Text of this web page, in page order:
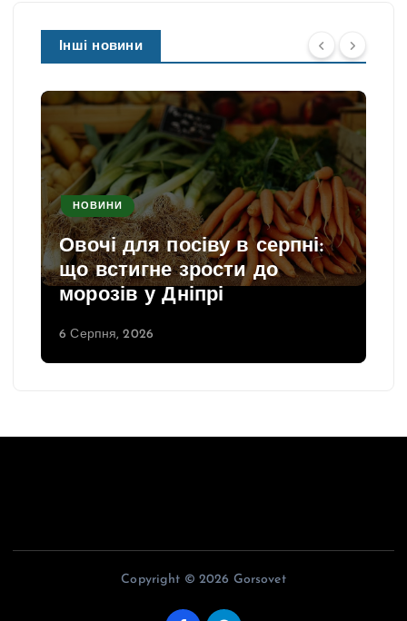
Інші новини
НОВИНИ
Овочі для посіву в серпні:
що встигне зрости до
морозів у Дніпрі
6 Серпня, 2026
Copyright © 2026 Gorsovet